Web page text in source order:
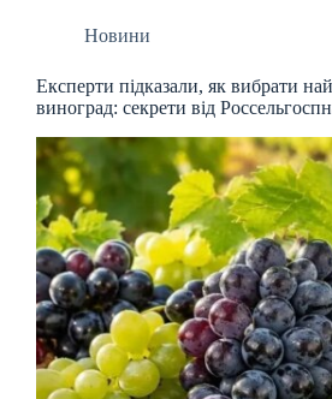
Новини
Експерти підказали, як вибрати
виноград: секрети від